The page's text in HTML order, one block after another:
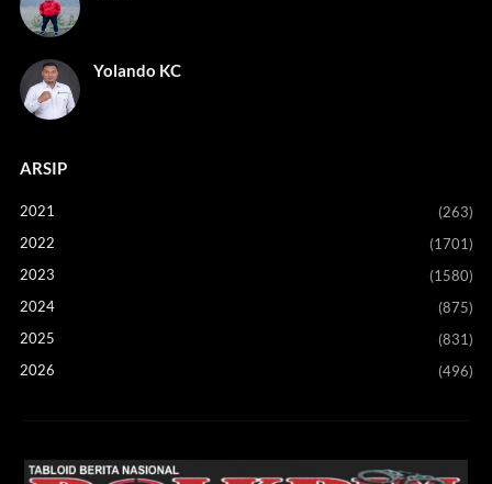
Yolando KC
ARSIP
2021
(263)
2022
(1701)
2023
(1580)
2024
(875)
2025
(831)
2026
(496)